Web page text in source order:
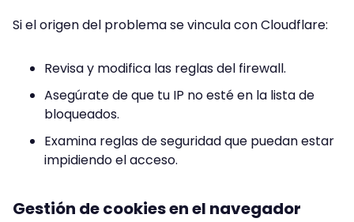
Si el origen del problema se vincula con Cloudflare:
Revisa y modifica las reglas del firewall.
Asegúrate de que tu IP no esté en la lista de
bloqueados.
Examina reglas de seguridad que puedan estar
impidiendo el acceso.
Gestión de cookies en el navegador